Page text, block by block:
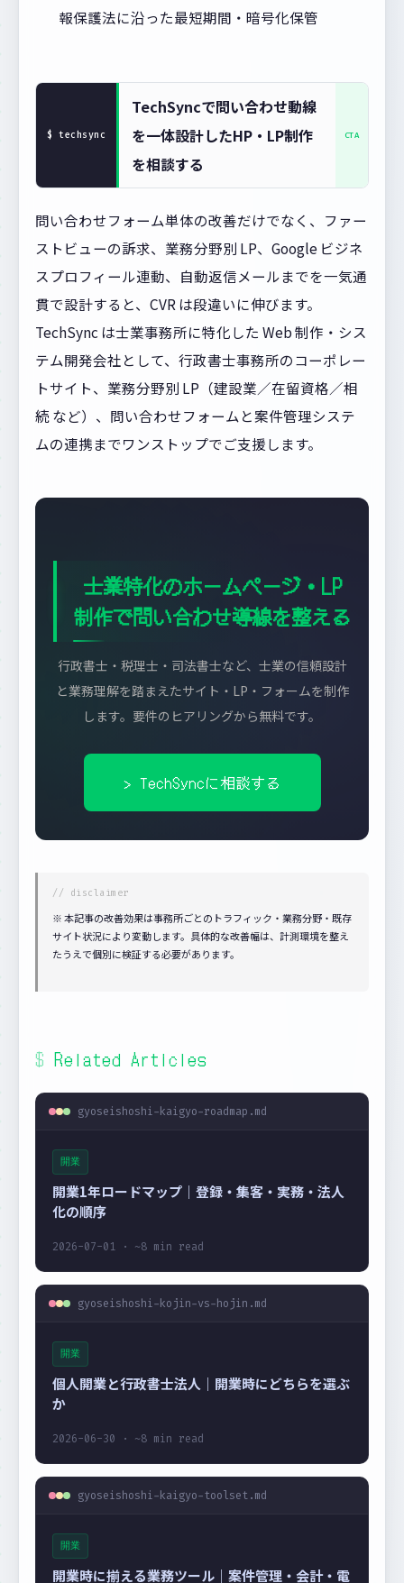
報保護法に沿った最短期間・暗号化保管
TechSyncで問い合わせ動線
を一体設計したHP・LP制作
を相談する
問い合わせフォーム単体の改善だけでなく、ファー
ストビューの訴求、業務分野別 LP、Google ビジネ
スプロフィール連動、自動返信メールまでを一気通
貫で設計すると、CVR は段違いに伸びます。
TechSync は士業事務所に特化した Web 制作・シス
テム開発会社として、行政書士事務所のコーポレー
トサイト、業務分野別 LP（建設業／在留資格／相
続 など）、問い合わせフォームと案件管理システ
ムの連携までワンストップでご支援します。
士業特化のホームページ・LP
制作で問い合わせ導線を整える
行政書士・税理士・司法書士など、士業の信頼設計
と業務理解を踏まえたサイト・LP・フォームを制作
します。要件のヒアリングから無料です。
> TechSyncに相談する
※ 本記事の改善効果は事務所ごとのトラフィック・業務分野・既存
サイト状況により変動します。具体的な改善幅は、計測環境を整え
たうえで個別に検証する必要があります。
Related Articles
gyoseishoshi-kaigyo-roadmap.md
開業
開業1年ロードマップ｜登録・集客・実務・法人
化の順序
2026-07-01 · ~8 min read
gyoseishoshi-kojin-vs-hojin.md
開業
個人開業と行政書士法人｜開業時にどちらを選ぶ
か
2026-06-30 · ~8 min read
gyoseishoshi-kaigyo-toolset.md
開業
開業時に揃える業務ツール｜案件管理・会計・電